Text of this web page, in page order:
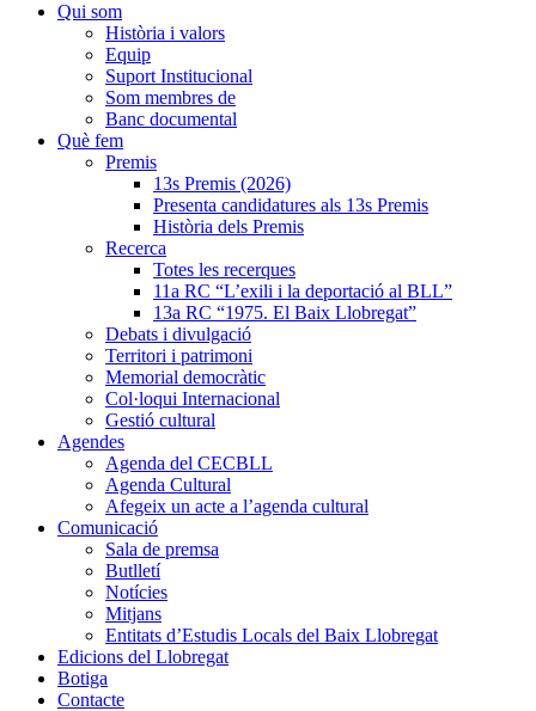
Qui som
Història i valors
Equip
Suport Institucional
Som membres de
Banc documental
Què fem
Premis
13s Premis (2026)
Presenta candidatures als 13s Premis
Història dels Premis
Recerca
Totes les recerques
11a RC “L’exili i la deportació al BLL”
13a RC “1975. El Baix Llobregat”
Debats i divulgació
Territori i patrimoni
Memorial democràtic
Col·loqui Internacional
Gestió cultural
Agendes
Agenda del CECBLL
Agenda Cultural
Afegeix un acte a l’agenda cultural
Comunicació
Sala de premsa
Butlletí
Notícies
Mitjans
Entitats d’Estudis Locals del Baix Llobregat
Edicions del Llobregat
Botiga
Contacte